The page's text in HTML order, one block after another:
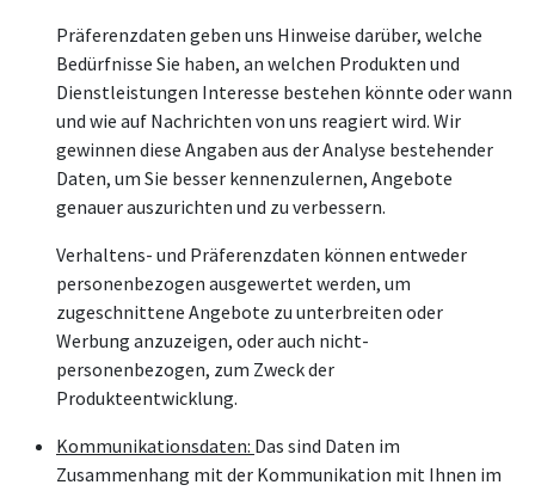
Präferenzdaten geben uns Hinweise darüber, welche
Bedürfnisse Sie haben, an welchen Produkten und
Dienstleistungen Interesse bestehen könnte oder wann
und wie auf Nachrichten von uns reagiert wird. Wir
gewinnen diese Angaben aus der Analyse bestehender
Daten, um Sie besser kennenzulernen, Angebote
genauer auszurichten und zu verbessern.
Verhaltens- und Präferenzdaten können entweder
personenbezogen ausgewertet werden, um
zugeschnittene Angebote zu unterbreiten oder
Werbung anzuzeigen, oder auch nicht-
personenbezogen, zum Zweck der
Produkteentwicklung.
Kommunikationsdaten: Das sind Daten im
Zusammenhang mit der Kommunikation mit Ihnen im